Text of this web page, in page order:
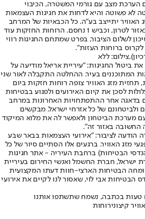
הערכת מצב עם גורמי המשטרה, הכיבוי
לא פשוטה והיא לדחות את חגיגות העצמאות
יתייצב בע"ה. כל הכבאיות של המרחב
נמצאות בשריפת הענק באזור לטרון, וכביש 1 נחסם. הרוחות החזקות עוד
לשלום הציבור, בפרט שמתחם החגיגות רווי
ללא
ביטול החגיגות: "עיריית אריאל מודיעה על
המתוכננים בעיר. ההחלטה התקבלה לאור שני
תחזית מזג האוויר צופה רוחות חזקות ביום
לסכן את קיום האירועים ולפגוע בבטיחות
בדאגה אחר ההתפתחויות האחרונות במרחב
ולביטחונם של כל אזרחי ישראל. מבקשים
מערכת הביטחון ולאפשר לה את מלוא המיקוד
החשובה באזור זה".
הודעה לציבור: "אירועי העצמאות בבאר שבע
מזג האוויר. ברגעים אלו הסתיים סיור של כל
הבטיחות) ברחבת העיריה - אתר חגיגות
ישראל, חברת החשמל ואנשי החירום בעיריית
הבטיחות הארצי-חוות דעתו המקצועית
הבטיחות אבי לוי, שאסור לנו לקיים את אירועי
טעות בכתבה, נשמח שתשתפו אותנו
קיצונירוחות